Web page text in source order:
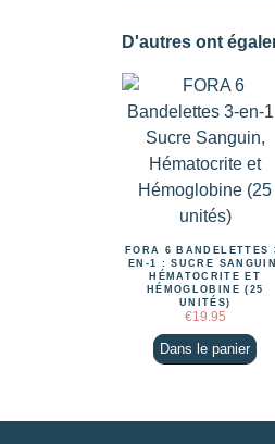
D'autres ont
FORA 6 BANDELETTES
EN-1 : SUCRE
HÉMATOCRITE ET
HÉMOGLOBINE (25
UNITÉS)
€19.95
Dans le panier